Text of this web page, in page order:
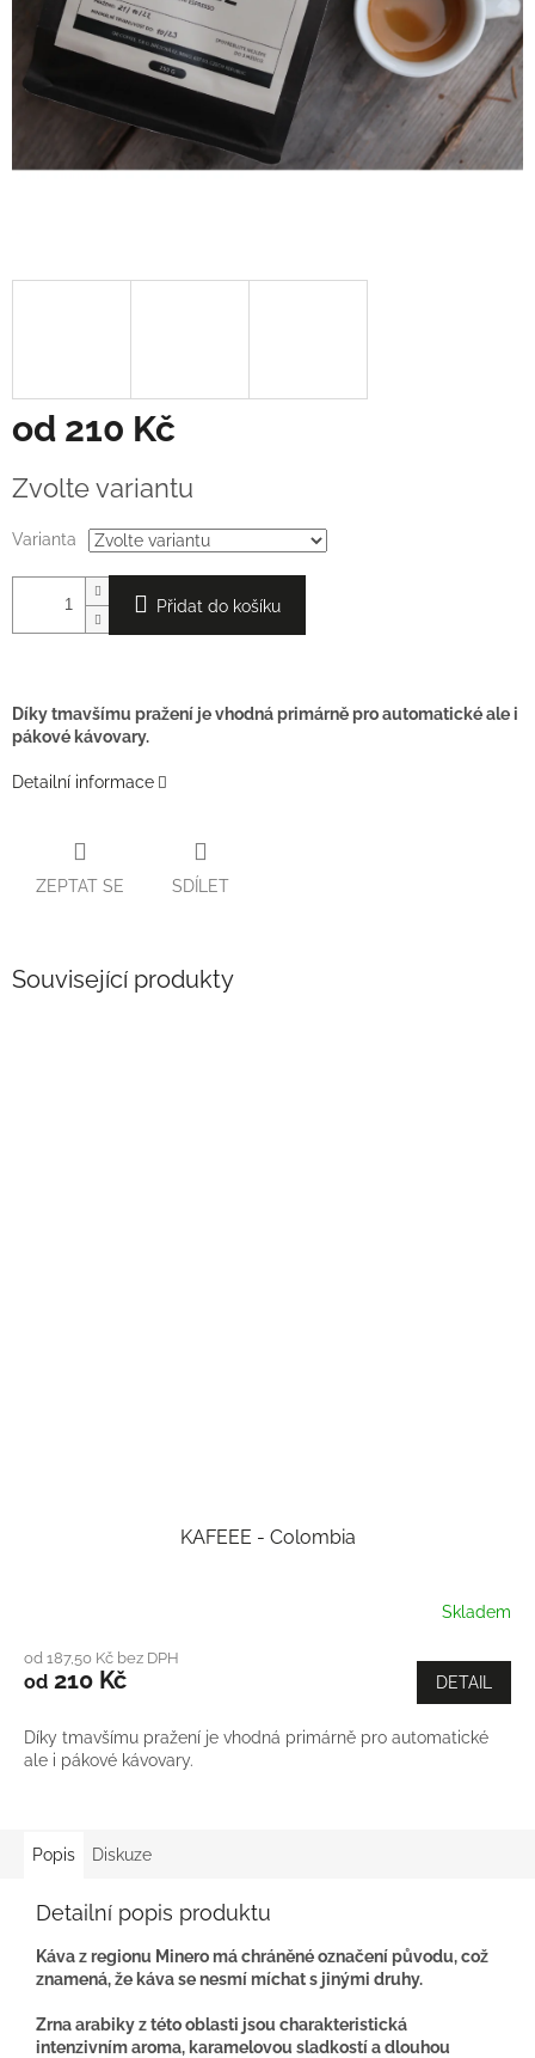
od 210 Kč
cena:
Zvolte variantu
Varianta
Přidat do košíku
Díky tmavšímu pražení je vhodná primárně pro automatické ale i
pákové kávovary.
Detailní informace
ZEPTAT SE SDÍLET
Související produkty
KAFEEE - Colombia
Skladem
od 187,50 Kč bez DPH
od 210 Kč DETAIL
Díky tmavšímu pražení je vhodná primárně pro automatické
ale i pákové kávovary.
Popis Diskuze
Detailní popis produktu
Káva z regionu Minero má chráněné označení původu, což
znamená, že káva se nesmí míchat s jinými druhy.
Zrna arabiky z této oblasti jsou charakteristická
intenzivním aroma, karamelovou sladkostí a dlouhou